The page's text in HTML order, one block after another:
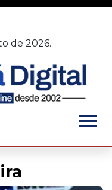
de 2026.